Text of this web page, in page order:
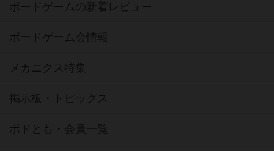
ボードゲームの新着レビュー
ボードゲーム会情報
メカニクス特集
掲示板・トピックス
ボドとも・会員一覧